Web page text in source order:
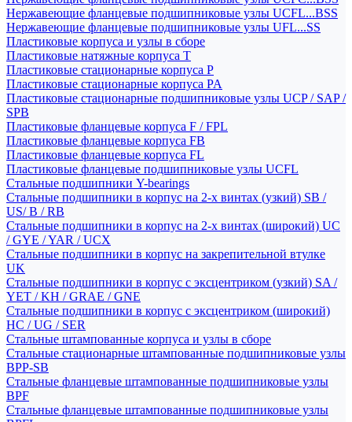
Нержавеющие фланцевые подшипниковые узлы UCFL...BSS
Нержавеющие фланцевые подшипниковые узлы UFL...SS
Пластиковые корпуса и узлы в сборе
Пластиковые натяжные корпуса T
Пластиковые стационарные корпуса P
Пластиковые стационарные корпуса PA
Пластиковые стационарные подшипниковые узлы UCP / SAP /
SPB
Пластиковые фланцевые корпуса F / FPL
Пластиковые фланцевые корпуса FB
Пластиковые фланцевые корпуса FL
Пластиковые фланцевые подшипниковые узлы UCFL
Стальные подшипники Y-bearings
Стальные подшипники в корпус на 2-х винтах (узкий) SB /
US/ B / RB
Стальные подшипники в корпус на 2-х винтах (широкий) UC
/ GYE / YAR / UCX
Стальные подшипники в корпус на закрепительной втулке
UK
Стальные подшипники в корпус с эксцентриком (узкий) SA /
YET / KH / GRAE / GNE
Стальные подшипники в корпус с эксцентриком (широкий)
HC / UG / SER
Стальные штампованные корпуса и узлы в сборе
Стальные стационарные штампованные подшипниковые узлы
BPP-SB
Стальные фланцевые штампованные подшипниковые узлы
BPF
Стальные фланцевые штампованные подшипниковые узлы